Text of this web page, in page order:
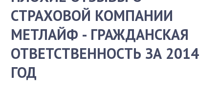
СТРАХОВОЙ КОМПАНИИ
МЕТЛАЙФ - ГРАЖДАНСКАЯ
ОТВЕТСТВЕННОСТЬ ЗА 2014
ГОД